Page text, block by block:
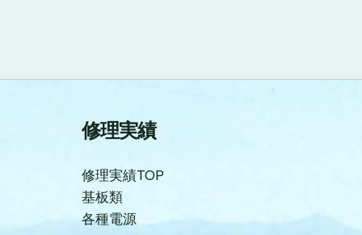
修理実績
修理実績TOP
基板類
各種電源